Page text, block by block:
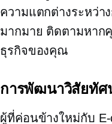
ความแตกต่างระหว่า
มากมาย ติดตามหาก
ธุรกิจของคุณ
การพัฒนาวิสัยทั
ผู้ที่ค่อนข้างใหม่กับ